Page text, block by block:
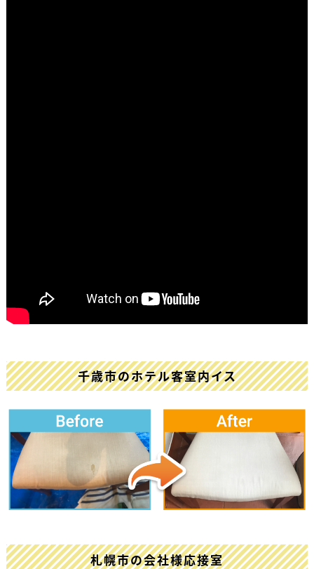
千歳市のホテル客室内イス
札幌市の会社様応接室